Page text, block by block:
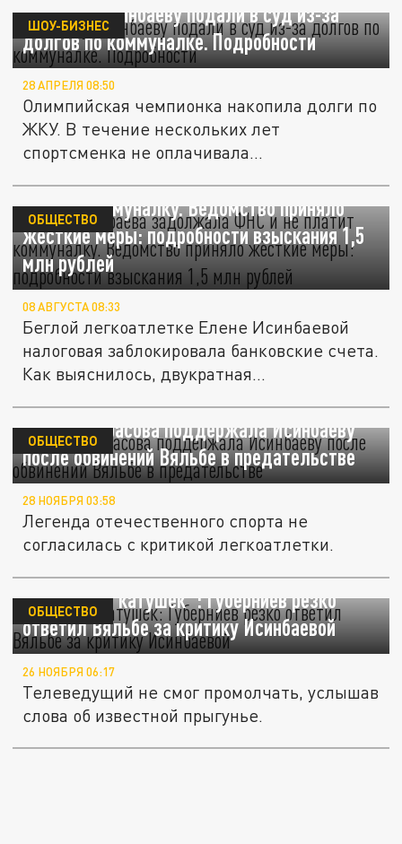
На Елену Исинбаеву подали в суд из-за
долгов по коммуналке. Подробности
ШОУ-БИЗНЕС
28 АПРЕЛЯ 08:50
Олимпийская чемпионка накопила долги по
ЖКУ. В течение нескольких лет
спортсменка не оплачивала
Елена Исинбаева задолжала ФНС и не
платит коммуналку. Ведомство приняло
жёсткие меры: подробности взыскания 1,5
млн рублей
ОБЩЕСТВО
08 АВГУСТА 08:33
Беглой легкоатлетке Елене Исинбаевой
налоговая заблокировала банковские счета.
Как выяснилось, двукратная...
Татьяна Тарасова поддержала Исинбаеву
после обвинений Вяльбе в предательстве
ОБЩЕСТВО
28 НОЯБРЯ 03:58
Легенда отечественного спорта не
согласилась с критикой легкоатлетки.
"Слетела с катушек": Губерниев резко
ответил Вяльбе за критику Исинбаевой
ОБЩЕСТВО
26 НОЯБРЯ 06:17
Телеведущий не смог промолчать, услышав
слова об известной прыгунье.